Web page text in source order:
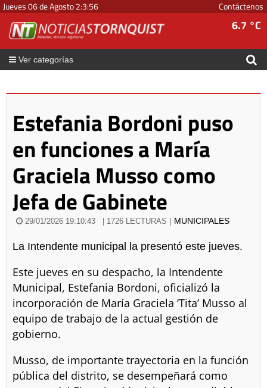
Jueves 06 de Agosto2:3:56 Contáctenos
6.7 °C
Ver categorías
Estefania Bordoni puso
en funciones a María
Graciela Musso como
Jefa de Gabinete
29/01/2026 19:10:43 | 1726 LECTURAS | MUNICIPALES
La Intendente municipal la presentó este jueves.
Este jueves en su despacho, la Intendente
Municipal, Estefania Bordoni, oficializó la
incorporación de María Graciela ‘Tita’ Musso al
equipo de trabajo de la actual gestión de
gobierno.
Musso, de importante trayectoria en la función
pública del distrito, se desempeñará como